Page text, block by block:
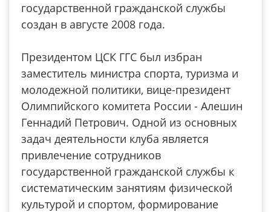
государственной гражданской службы
создан в августе 2008 года.
Президентом ЦСК ГГС был избран
заместитель министра спорта, туризма и
молодежной политики, вице-президент
Олимпийского комитета России - Алешин
Геннадий Петрович. Одной из основных
задач деятельности клуба является
привлечение сотрудников
государственной гражданской службы к
систематическим занятиям физической
культурой и спортом, формирование